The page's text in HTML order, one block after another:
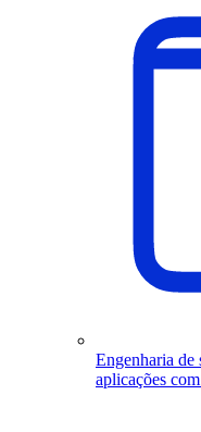
Engenharia de
aplicações